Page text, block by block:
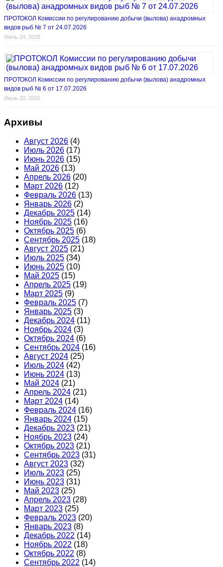
ПРОТОКОЛ Комиссии по регулированию добычи (вылова) анадромных
видов рыб № 7 от 24.07.2026
Июль 24, 2026
ПРОТОКОЛ Комиссии по регулированию добычи (вылова) анадромных
видов рыб № 6 от 17.07.2026
Июль 20, 2026
Архивы
Август 2026 (4)
Июль 2026 (17)
Июнь 2026 (15)
Май 2026 (13)
Апрель 2026 (20)
Март 2026 (12)
Февраль 2026 (13)
Январь 2026 (2)
Декабрь 2025 (14)
Ноябрь 2025 (16)
Октябрь 2025 (6)
Сентябрь 2025 (18)
Август 2025 (21)
Июль 2025 (34)
Июнь 2025 (10)
Май 2025 (15)
Апрель 2025 (19)
Март 2025 (9)
Февраль 2025 (7)
Январь 2025 (3)
Декабрь 2024 (11)
Ноябрь 2024 (3)
Октябрь 2024 (6)
Сентябрь 2024 (16)
Август 2024 (25)
Июль 2024 (42)
Июнь 2024 (13)
Май 2024 (21)
Апрель 2024 (21)
Март 2024 (14)
Февраль 2024 (16)
Январь 2024 (15)
Декабрь 2023 (21)
Ноябрь 2023 (24)
Октябрь 2023 (21)
Сентябрь 2023 (31)
Август 2023 (32)
Июль 2023 (25)
Июнь 2023 (31)
Май 2023 (25)
Апрель 2023 (28)
Март 2023 (25)
Февраль 2023 (20)
Январь 2023 (8)
Декабрь 2022 (14)
Ноябрь 2022 (18)
Октябрь 2022 (8)
Сентябрь 2022 (14)